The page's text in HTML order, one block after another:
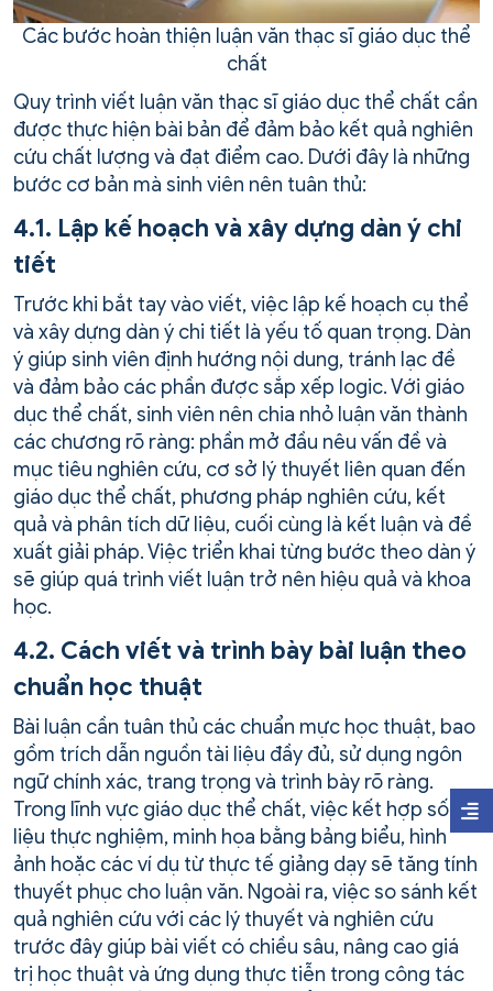
Các bước hoàn thiện luận văn thạc sĩ giáo dục thể
chất
Quy trình viết luận văn thạc sĩ giáo dục thể chất cần
được thực hiện bài bản để đảm bảo kết quả nghiên
cứu chất lượng và đạt điểm cao. Dưới đây là những
bước cơ bản mà sinh viên nên tuân thủ:
4.1. Lập kế hoạch và xây dựng dàn ý chi
tiết
Trước khi bắt tay vào viết, việc lập kế hoạch cụ thể
và xây dựng dàn ý chi tiết là yếu tố quan trọng. Dàn
ý giúp sinh viên định hướng nội dung, tránh lạc đề
và đảm bảo các phần được sắp xếp logic. Với giáo
dục thể chất, sinh viên nên chia nhỏ luận văn thành
các chương rõ ràng: phần mở đầu nêu vấn đề và
mục tiêu nghiên cứu, cơ sở lý thuyết liên quan đến
giáo dục thể chất, phương pháp nghiên cứu, kết
quả và phân tích dữ liệu, cuối cùng là kết luận và đề
xuất giải pháp. Việc triển khai từng bước theo dàn ý
sẽ giúp quá trình viết luận trở nên hiệu quả và khoa
học.
4.2. Cách viết và trình bày bài luận theo
chuẩn học thuật
Bài luận cần tuân thủ các chuẩn mực học thuật, bao
gồm trích dẫn nguồn tài liệu đầy đủ, sử dụng ngôn
ngữ chính xác, trang trọng và trình bày rõ ràng.
Trong lĩnh vực giáo dục thể chất, việc kết hợp số
liệu thực nghiệm, minh họa bằng bảng biểu, hình
ảnh hoặc các ví dụ từ thực tế giảng dạy sẽ tăng tính
thuyết phục cho luận văn. Ngoài ra, việc so sánh kết
quả nghiên cứu với các lý thuyết và nghiên cứu
trước đây giúp bài viết có chiều sâu, nâng cao giá
trị học thuật và ứng dụng thực tiễn trong công tác